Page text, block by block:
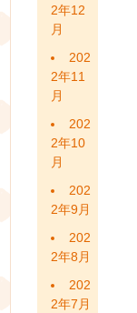
2年12
月
202
2年11
月
202
2年10
月
202
2年9月
202
2年8月
202
2年7月